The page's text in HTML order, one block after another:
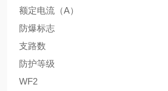
额定电流（A）
防爆标志
支路数
防护等级
WF2